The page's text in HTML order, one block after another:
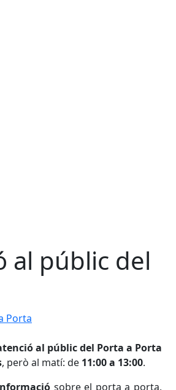
al públic del
al públic del Porta a Porta
, però al matí: de 11:00 a 13:00.
sobre el porta a porta,